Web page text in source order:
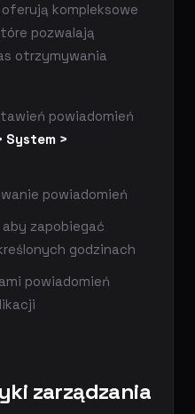
oferują kompleksowe
pozwalają
otrzymywania
powiadomień
System >
powiadomień
zapobiegać
godzinach
powiadomień
zarządzania